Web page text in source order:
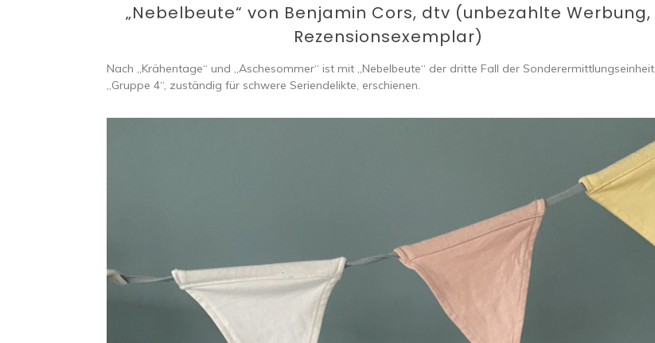
„Nebelbeute“ von Benjamin Cors, dtv (unbezahlte Werbung,
Rezensionsexemplar)
Nach „Krähentage“ und „Aschesommer“ ist mit „Nebelbeute“ der dritte Fall der Sonderermittlungseinheit
„Gruppe 4“, zuständig für schwere Seriendelikte, erschienen.